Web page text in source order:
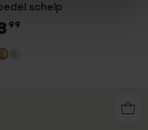
schelp
99